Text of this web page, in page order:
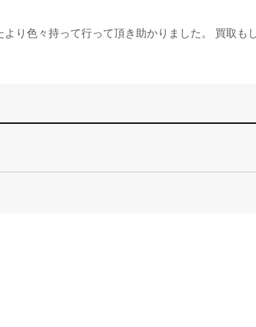
り色々持って行って頂き助かりました。 買取も